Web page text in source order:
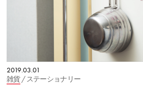
2019.03.01
雑貨/ ステーショナリー